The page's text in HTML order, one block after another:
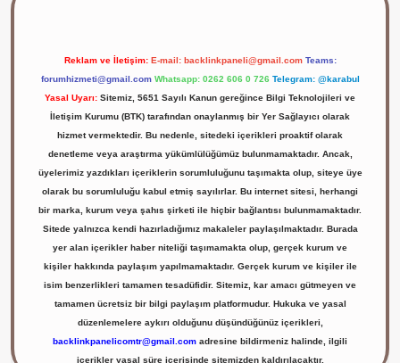
Reklam ve İletişim: E-mail: backlinkpaneli@gmail.com Teams:
forumhizmeti@gmail.com Whatsapp: 0262 606 0 726 Telegram: @karabul
Yasal Uyarı: Sitemiz, 5651 Sayılı Kanun gereğince Bilgi Teknolojileri ve
İletişim Kurumu (BTK) tarafından onaylanmış bir Yer Sağlayıcı olarak
hizmet vermektedir. Bu nedenle, sitedeki içerikleri proaktif olarak
denetleme veya araştırma yükümlülüğümüz bulunmamaktadır. Ancak,
üyelerimiz yazdıkları içeriklerin sorumluluğunu taşımakta olup, siteye üye
olarak bu sorumluluğu kabul etmiş sayılırlar. Bu internet sitesi, herhangi
bir marka, kurum veya şahıs şirketi ile hiçbir bağlantısı bulunmamaktadır.
Sitede yalnızca kendi hazırladığımız makaleler paylaşılmaktadır. Burada
yer alan içerikler haber niteliği taşımamakta olup, gerçek kurum ve
kişiler hakkında paylaşım yapılmamaktadır. Gerçek kurum ve kişiler ile
isim benzerlikleri tamamen tesadüfidir. Sitemiz, kar amacı gütmeyen ve
tamamen ücretsiz bir bilgi paylaşım platformudur. Hukuka ve yasal
düzenlemelere aykırı olduğunu düşündüğünüz içerikleri,
backlinkpanelicomtr@gmail.com adresine bildirmeniz halinde, ilgili
içerikler yasal süre içerisinde sitemizden kaldırılacaktır.